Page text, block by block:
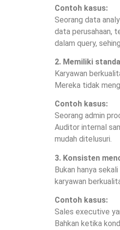
Contoh kasus:
Seorang data
data perusahaan,
dalam query,
2. Memiliki
Karyawan
Mereka tidak
Contoh kasus:
Seorang admin
Auditor internal
mudah ditelusuri.
3. Konsisten
Bukan hanya
karyawan
Contoh kasus:
Sales executive
Bahkan ketika